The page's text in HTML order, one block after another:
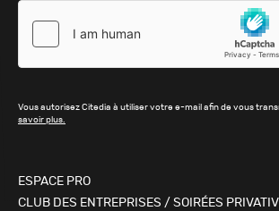
Vous autorisez Citedia à utiliser votre e-mail afin de vous
savoir plus.
ESPACE PRO
CLUB DES ENTREPRISES / SOIRÉES